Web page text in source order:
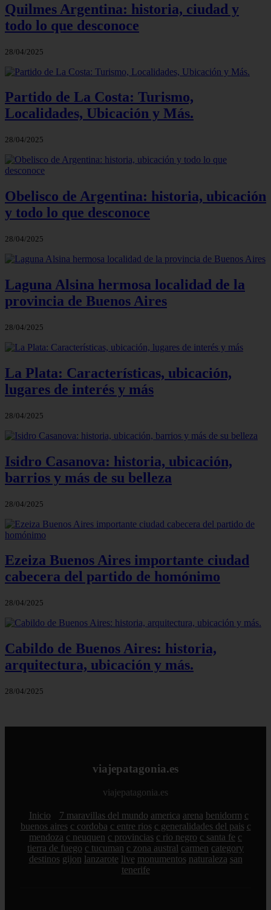
Quilmes Argentina: historia, ciudad y
todo lo que desconoce
28/04/2025
Partido de La Costa: Turismo,
Localidades, Ubicación y Más.
28/04/2025
Obelisco de Argentina: historia, ubicación
y todo lo que desconoce
28/04/2025
Laguna Alsina hermosa localidad de la
provincia de Buenos Aires
28/04/2025
La Plata: Características, ubicación,
lugares de interés y más
28/04/2025
Isidro Casanova: historia, ubicación,
barrios y más de su belleza
28/04/2025
Ezeiza Buenos Aires importante ciudad
cabecera del partido de homónimo
28/04/2025
Cabildo de Buenos Aires: historia,
arquitectura, ubicación y más.
28/04/2025
viajepatagonia.es
viajepatagonia.es
Inicio 7 maravillas del mundo america arena benidorm c
buenos aires c cordoba c entre rios c generalidades del pais c
mendoza c neuquen c provincias c rio negro c santa fe c
tierra de fuego c tucuman c zona austral carmen category
destinos gijon lanzarote live monumentos naturaleza san
tenerife